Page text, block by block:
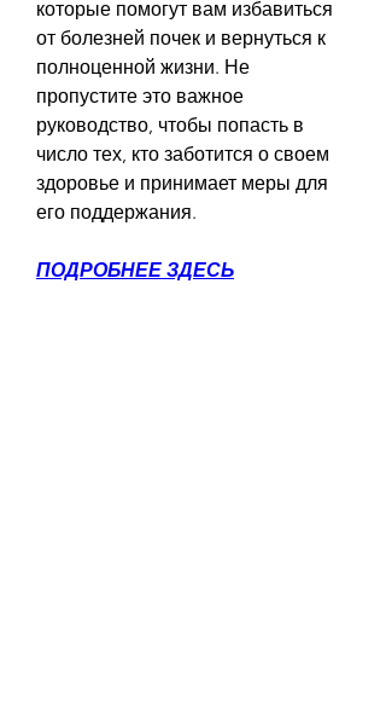
которые помогут вам избавиться
от болезней почек и вернуться к
полноценной жизни. Не
пропустите это важное
руководство, чтобы попасть в
число тех, кто заботится о своем
здоровье и принимает меры для
его поддержания.
ПОДРОБНЕЕ ЗДЕСЬ